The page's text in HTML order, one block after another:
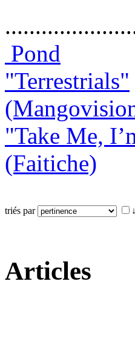
Pond
"Terrestrials"
"Take Me,
(Faitiche)
triés par ↓
Articles